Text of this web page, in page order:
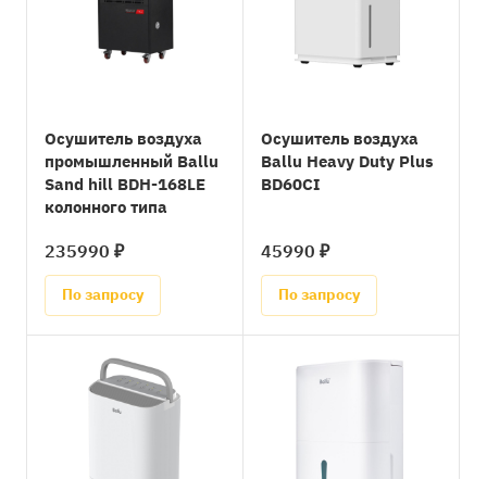
Осушитель воздуха
промышленный Ballu
Sand hill BDH-168LE
колонного типа
235990 ₽
По запросу
Осушитель воздуха
Ballu Heavy Duty Plus
BD60CI
45990 ₽
По запросу